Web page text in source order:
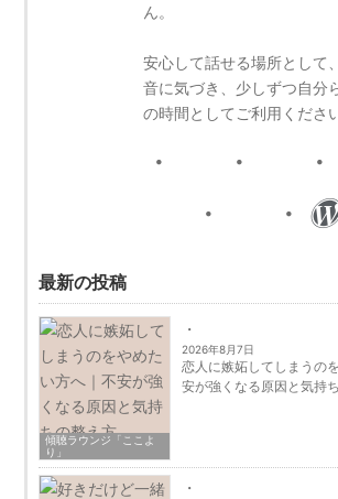
ん。
安心して話せる場所として
音に気づき、少しずつ自分
の時間としてご利用くださ
最新の投稿
傾聴ラウンジ「ここよ
り」
2026年8月7日
恋人に嫉妬してしまうの
安が強くなる原因と気持